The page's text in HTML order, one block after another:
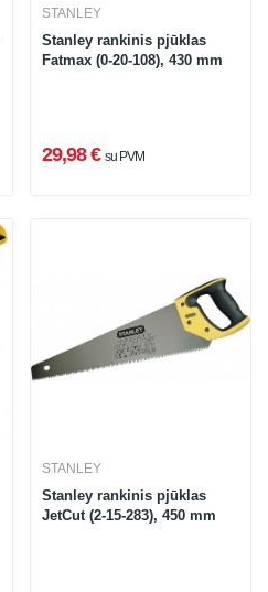
STANLEY
Stanley rankinis pjūklas
Fatmax (0-20-108), 430 mm
29,98 € su PVM
STANLEY
Stanley rankinis pjūklas
JetCut (2-15-283), 450 mm